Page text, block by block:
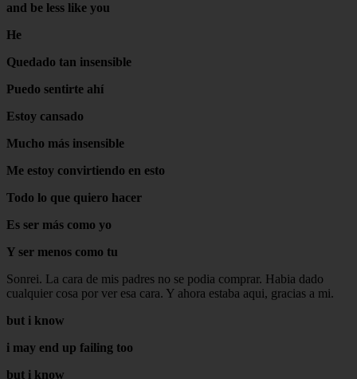
and be less like you
He
Quedado tan insensible
Puedo sentirte ahí
Estoy cansado
Mucho más insensible
Me estoy convirtiendo en esto
Todo lo que quiero hacer
Es ser más como yo
Y ser menos como tu
Sonrei. La cara de mis padres no se podia comprar. Habia dado
cualquier cosa por ver esa cara. Y ahora estaba aqui, gracias a mi.
but i know
i may end up failing too
but i know